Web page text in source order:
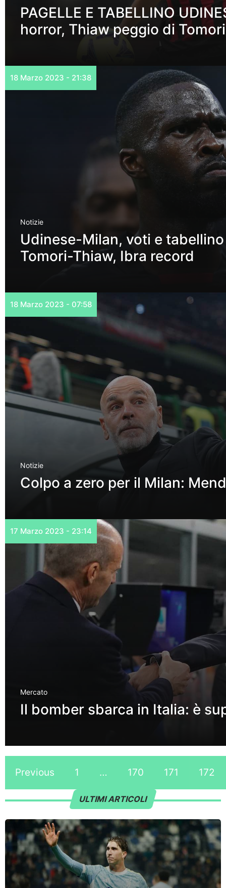
PAGELLE E TABELLINO
horror, Thiaw peggio di Tomori
18 Marzo 2023 - 21:38
Notizie
Udinese-Milan, voti e
Tomori-Thiaw, Ibra record
18 Marzo 2023 - 07:58
Notizie
Colpo a zero per il Milan:
17 Marzo 2023 - 23:14
Mercato
Il bomber sbarca in Italia: è
Previous 1 … 170 171 172
ULTIMI ARTICOLI